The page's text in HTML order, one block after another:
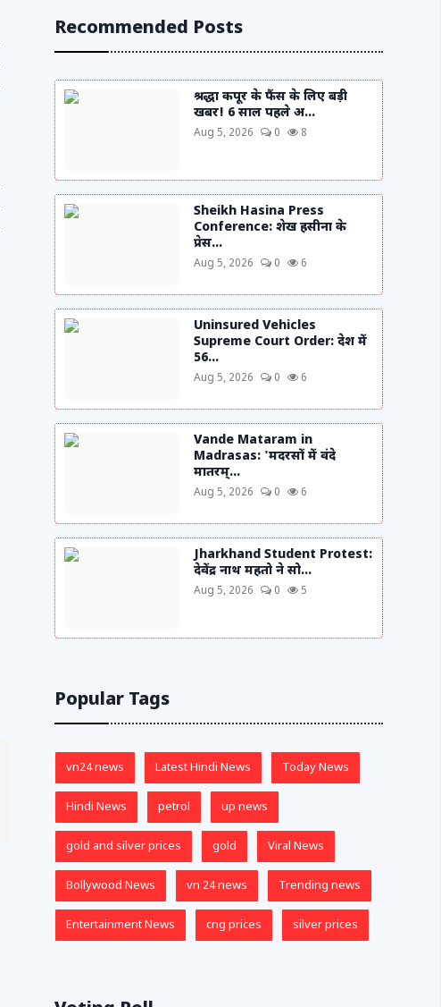
Recommended Posts
श्रद्धा कपूर के फैंस के लिए बड़ी
खबर! 6 साल पहले अ...
Aug 5, 2026 0 8
Sheikh Hasina Press
Conference: शेख हसीना के
प्रेस...
Aug 5, 2026 0 6
Uninsured Vehicles
Supreme Court Order: देश में
56...
Aug 5, 2026 0 6
Vande Mataram in
Madrasas: 'मदरसों में वंदे
मातरम्...
Aug 5, 2026 0 6
Jharkhand Student Protest:
देवेंद्र नाथ महतो ने सो...
Aug 5, 2026 0 5
Popular Tags
vn24 news Latest Hindi News Today News
Hindi News petrol up news
gold and silver prices gold Viral News
Bollywood News vn 24 news Trending news
Entertainment News cng prices silver prices